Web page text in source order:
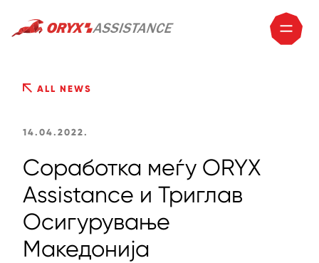
ALL NEWS
14.04.2022.
Соработка меѓу ORYX
Assistance и Триглав
Осигурување
Македонија